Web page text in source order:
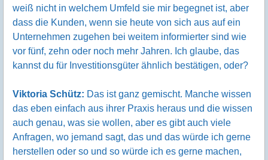
weiß nicht in welchem Umfeld sie mir begegnet ist, aber
dass die Kunden, wenn sie heute von sich aus auf ein
Unternehmen zugehen bei weitem informierter sind wie
vor fünf, zehn oder noch mehr Jahren. Ich glaube, das
kannst du für Investitionsgüter ähnlich bestätigen, oder?
Viktoria Schütz: Das ist ganz gemischt. Manche wissen
das eben einfach aus ihrer Praxis heraus und die wissen
auch genau, was sie wollen, aber es gibt auch viele
Anfragen, wo jemand sagt, das und das würde ich gerne
herstellen oder so und so würde ich es gerne machen,